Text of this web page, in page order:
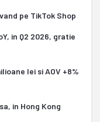
pe TikTok Shop
in Q2 2026, gratie
lei si AOV +8%
in Hong Kong